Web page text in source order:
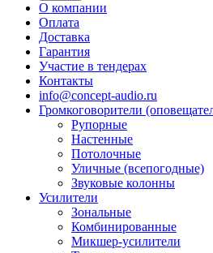
О компании
Оплата
Доставка
Гарантия
Участие в тендерах
Контакты
info@concept-audio.ru
Громкоговорители
Рупорные
Настенные
Потолочные
Уличные (всепогодные)
Звуковые колонны
Усилители
Зональные
Комбинированные
Микшер-усилители